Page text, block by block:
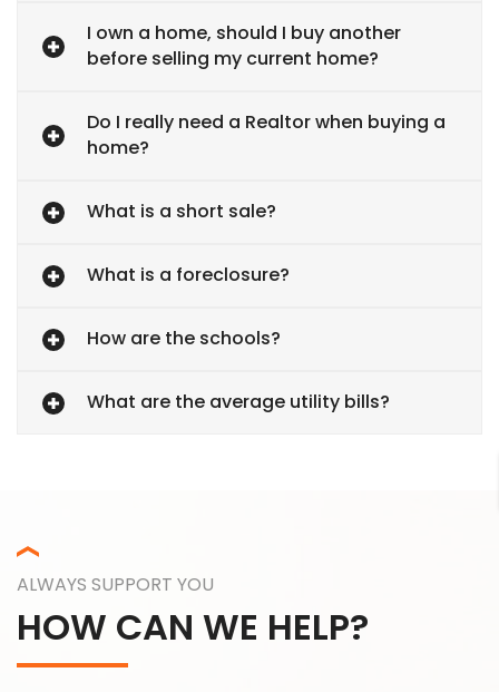
I own a home, should I buy another
before selling my current home?
Do I really need a Realtor when buying a
home?
What is a short sale?
What is a foreclosure?
How are the schools?
What are the average utility bills?
ALWAYS SUPPORT YOU
HOW CAN WE HELP?